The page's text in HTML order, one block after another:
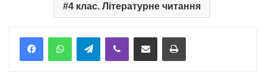
4 клас. Літературне читання
TelegramViber Надіслати електронною поштоюНадрукувати